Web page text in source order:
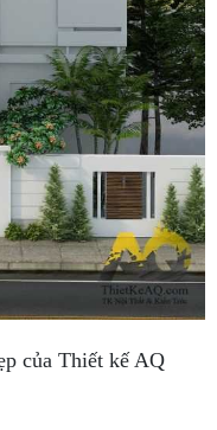
của Thiết kế AQ